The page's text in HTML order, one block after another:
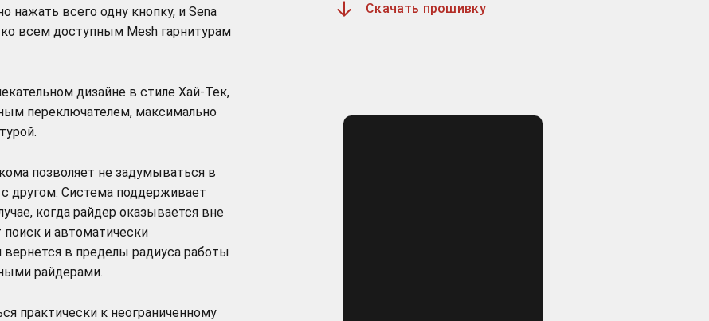
Скачать прошивку
нажать всего одну кнопку, и Sena
всем доступным Mesh гарнитурам
дизайне в стиле Хай-Тек,
переключателем, максимально
позволяет не задумываться в
другом. Система поддерживает
когда райдер оказывается вне
и автоматически
вернется в пределы радиуса работы
райдерами.
практически к неограниченному